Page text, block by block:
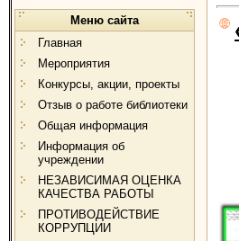
Меню сайта
Главная
Мероприятия
Конкурсы, акции, проекты
Отзыв о работе библиотеки
Общая информация
Информация об
учреждении
НЕЗАВИСИМАЯ ОЦЕНКА
КАЧЕСТВА РАБОТЫ
ПРОТИВОДЕЙСТВИЕ
КОРРУПЦИИ